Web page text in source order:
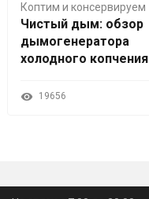
Коптим и консервируем
Чистый дым: обзор
дымогенератора
холодного копчения
19656